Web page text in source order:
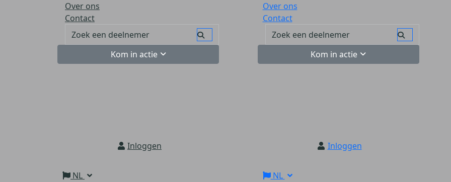
Over ons
Contact
Kom in actie
Inloggen
NL
Over ons
Contact
Kom in actie
Inloggen
NL